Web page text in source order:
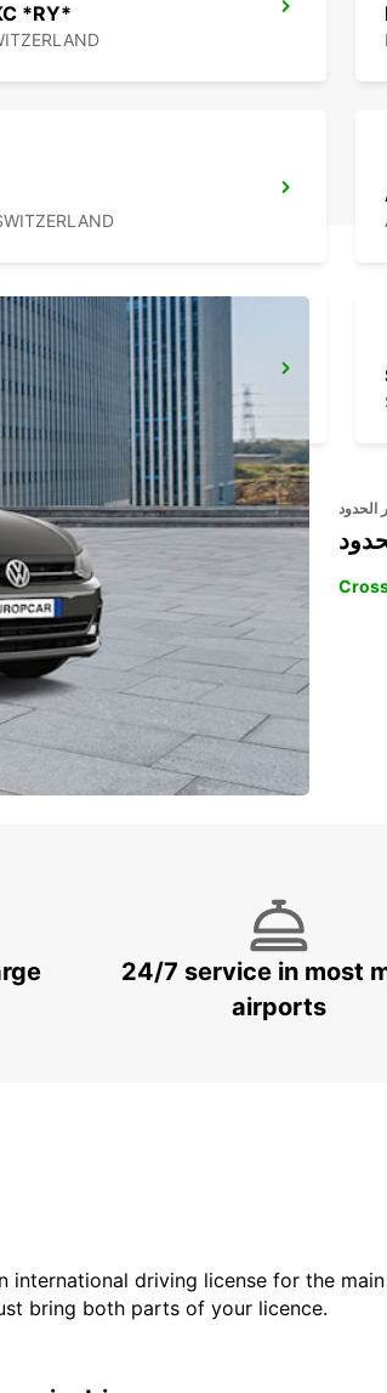
*RY*
- IKC *RY*
- SWITZERLAND
الحدود
24/7 service in most
airports
driving license for the
bring both parts of your licence.